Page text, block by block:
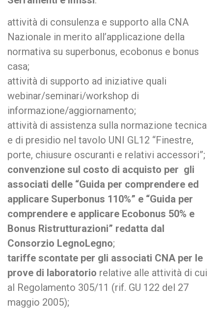
attività di consulenza e supporto alla CNA
Nazionale in merito all’applicazione della
normativa su superbonus, ecobonus e bonus
casa;
attività di supporto ad iniziative quali
webinar/seminari/workshop di
informazione/aggiornamento;
attività di assistenza sulla normazione tecnica
e di presidio nel tavolo UNI GL12 “Finestre,
porte, chiusure oscuranti e relativi accessori”;
convenzione sul costo di acquisto per gli
associati delle “Guida per comprendere ed
applicare Superbonus 110%” e “Guida per
comprendere e applicare Ecobonus 50% e
Bonus Ristrutturazioni” redatta dal
Consorzio LegnoLegno;
tariffe scontate per gli associati CNA per le
prove di laboratorio relative alle attività di cui
al Regolamento 305/11 (rif. GU 122 del 27
maggio 2005);